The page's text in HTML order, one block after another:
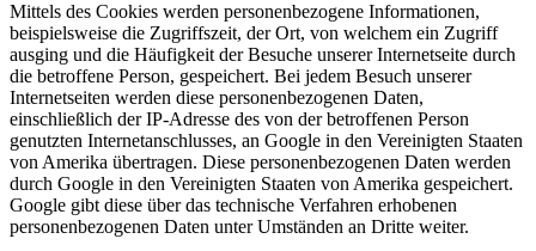
Mittels des Cookies werden personenbezogene Informationen,
beispielsweise die Zugriffszeit, der Ort, von welchem ein Zugriff
ausging und die Häufigkeit der Besuche unserer Internetseite durch
die betroffene Person, gespeichert. Bei jedem Besuch unserer
Internetseiten werden diese personenbezogenen Daten,
einschließlich der IP-Adresse des von der betroffenen Person
genutzten Internetanschlusses, an Google in den Vereinigten Staaten
von Amerika übertragen. Diese personenbezogenen Daten werden
durch Google in den Vereinigten Staaten von Amerika gespeichert.
Google gibt diese über das technische Verfahren erhobenen
personenbezogenen Daten unter Umständen an Dritte weiter.